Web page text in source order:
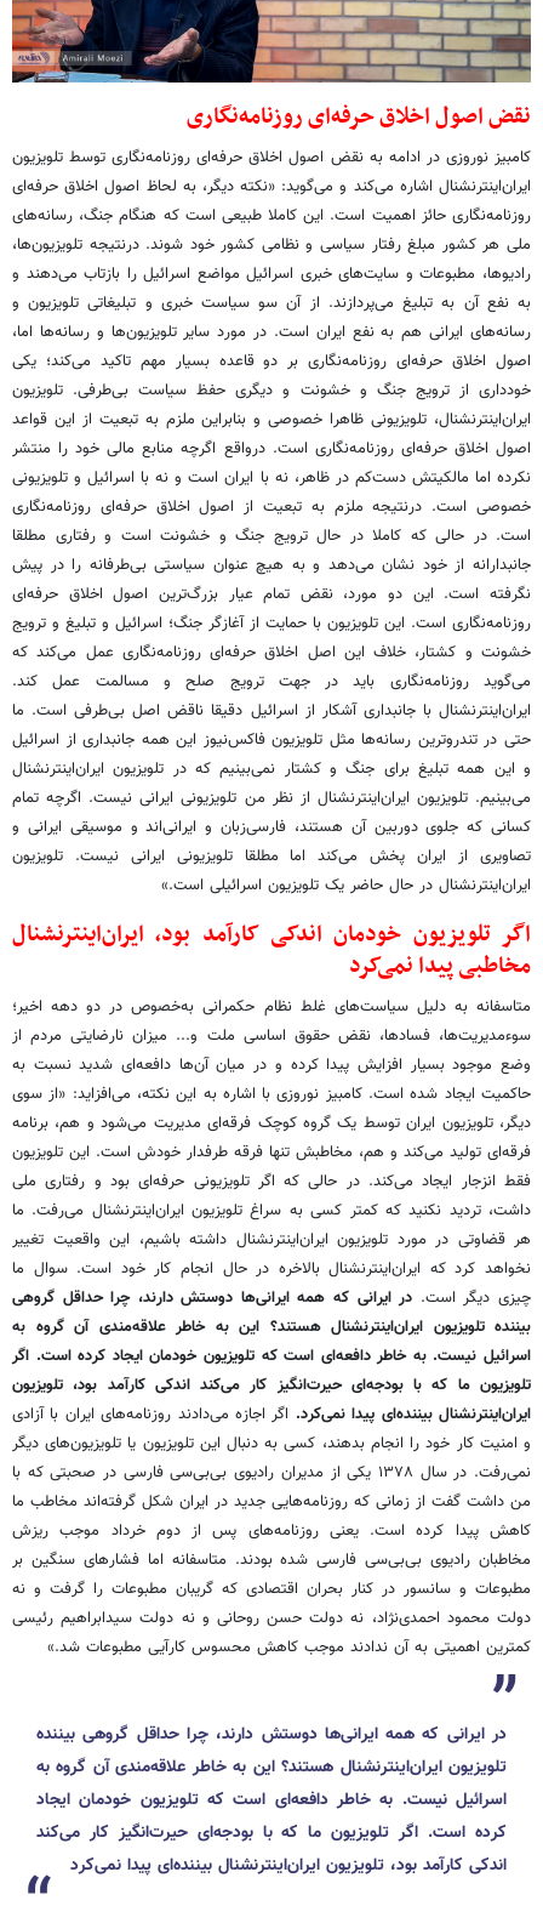
نقض اصول اخلاق حرفه‌ای روزنامه‌نگاری
کامبیز نوروزی در ادامه به نقض اصول اخلاق حرفه‌ای روزنامه‌نگاری توسط تلویزیون
ایران‌اینترنشنال اشاره می‌کند و می‌گوید: «نکته دیگر، به لحاظ اصول اخلاق حرفه‌ای
روزنامه‌نگاری حائز اهمیت است. این کاملا طبیعی است که هنگام جنگ، رسانه‌های
ملی هر کشور مبلغ رفتار سیاسی و نظامی کشور خود شوند. درنتیجه تلویزیون‌ها،
رادیوها، مطبوعات و سایت‌های خبری اسرائیل مواضع اسرائیل را بازتاب می‌دهند و
به نفع آن به تبلیغ می‌پردازند. از آن سو سیاست خبری و تبلیغاتی تلویزیون و
رسانه‌های ایرانی هم به نفع ایران است. در مورد سایر تلویزیون‌ها و رسانه‌ها اما،
اصول اخلاق حرفه‌ای روزنامه‌نگاری بر دو قاعده بسیار مهم تاکید می‌کند؛ یکی
خودداری از ترویج جنگ و خشونت و دیگری حفظ سیاست بی‌طرفی. تلویزیون
ایران‌اینترنشنال، تلویزیونی ظاهرا خصوصی و بنابراین ملزم به تبعیت از این قواعد
اصول اخلاق حرفه‌ای روزنامه‌نگاری است. درواقع اگرچه منابع مالی خود را منتشر
نکرده اما مالکیتش دست‌کم در ظاهر، نه با ایران است و نه با اسرائیل و تلویزیونی
خصوصی است. درنتیجه ملزم به تبعیت از اصول اخلاق حرفه‌ای روزنامه‌نگاری
است. در حالی که کاملا در حال ترویج جنگ و خشونت است و رفتاری مطلقا
جانبدارانه از خود نشان می‌دهد و به هیچ عنوان سیاستی بی‌طرفانه را در پیش
نگرفته است. این دو مورد، نقض تمام عیار بزرگ‌ترین اصول اخلاق حرفه‌ای
روزنامه‌نگاری است. این تلویزیون با حمایت از آغازگر جنگ؛ اسرائیل و تبلیغ و ترویج
خشونت و کشتار، خلاف این اصل اخلاق حرفه‌ای روزنامه‌نگاری عمل می‌کند که
می‌گوید روزنامه‌نگاری باید در جهت ترویج صلح و مسالمت عمل کند.
ایران‌اینترنشنال با جانبداری آشکار از اسرائیل دقیقا ناقض اصل بی‌طرفی است. ما
حتی در تندروترین رسانه‌ها مثل تلویزیون فاکس‌نیوز این همه جانبداری از اسرائیل
و این همه تبلیغ برای جنگ و کشتار نمی‌بینیم که در تلویزیون ایران‌اینترنشنال
می‌بینیم. تلویزیون ایران‌اینترنشنال از نظر من تلویزیونی ایرانی نیست. اگرچه تمام
کسانی که جلوی دوربین آن هستند، فارسی‌زبان و ایرانی‌اند و موسیقی ایرانی و
تصاویری از ایران پخش می‌کند اما مطلقا تلویزیونی ایرانی نیست. تلویزیون
ایران‌اینترنشنال در حال حاضر یک تلویزیون اسرائیلی است.»
اگر تلویزیون خودمان اندکی کارآمد بود، ایران‌اینترنشنال
مخاطبی پیدا نمی‌کرد
متاسفانه به دلیل سیاست‌های غلط نظام حکمرانی به‌خصوص در دو دهه اخیر؛
سوءمدیریت‌ها، فسادها، نقض حقوق اساسی ملت و... میزان نارضایتی مردم از
وضع موجود بسیار افزایش پیدا کرده و در میان آن‌ها دافعه‌ای شدید نسبت به
حاکمیت ایجاد شده است. کامبیز نوروزی با اشاره به این نکته، می‌افزاید: «از سوی
دیگر، تلویزیون ایران توسط یک گروه کوچک فرقه‌ای مدیریت می‌شود و هم، برنامه
فرقه‌ای تولید می‌کند و هم، مخاطبش تنها فرقه طرفدار خودش است. این تلویزیون
فقط انزجار ایجاد می‌کند. در حالی که اگر تلویزیونی حرفه‌ای بود و رفتاری ملی
داشت، تردید نکنید که کمتر کسی به سراغ تلویزیون ایران‌اینترنشنال می‌رفت. ما
هر قضاوتی در مورد تلویزیون ایران‌اینترنشنال داشته باشیم، این واقعیت تغییر
نخواهد کرد که ایران‌اینترنشنال بالاخره در حال انجام کار خود است. سوال ما
چیزی دیگر است. در ایرانی که همه ایرانی‌ها دوستش دارند، چرا حداقل گروهی
بیننده تلویزیون ایران‌اینترنشنال هستند؟ این به خاطر علاقه‌مندی آن گروه به
اسرائیل نیست. به خاطر دافعه‌ای است که تلویزیون خودمان ایجاد کرده است. اگر
تلویزیون ما که با بودجه‌ای حیرت‌انگیز کار می‌کند اندکی کارآمد بود، تلویزیون
ایران‌اینترنشنال بیننده‌ای پیدا نمی‌کرد. اگر اجازه می‌دادند روزنامه‌های ایران با آزادی
و امنیت کار خود را انجام بدهند، کسی به دنبال این تلویزیون یا تلویزیون‌های دیگر
نمی‌رفت. در سال ۱۳۷۸ یکی از مدیران رادیوی بی‌بی‌سی فارسی در صحبتی که با
من داشت گفت از زمانی که روزنامه‌هایی جدید در ایران شکل گرفته‌اند مخاطب ما
کاهش پیدا کرده است. یعنی روزنامه‌های پس از دوم خرداد موجب ریزش
مخاطبان رادیوی بی‌بی‌سی فارسی شده بودند. متاسفانه اما فشارهای سنگین بر
مطبوعات و سانسور در کنار بحران اقتصادی که گریبان مطبوعات را گرفت و نه
دولت محمود احمدی‌نژاد، نه دولت حسن روحانی و نه دولت سیدابراهیم رئیسی
کمترین اهمیتی به آن ندادند موجب کاهش محسوس کارآیی مطبوعات شد.»
در ایرانی که همه ایرانی‌ها دوستش دارند، چرا حداقل گروهی بیننده
تلویزیون ایران‌اینترنشنال هستند؟ این به خاطر علاقه‌مندی آن گروه به
اسرائیل نیست. به خاطر دافعه‌ای است که تلویزیون خودمان ایجاد
کرده است. اگر تلویزیون ما که با بودجه‌ای حیرت‌انگیز کار می‌کند
اندکی کارآمد بود، تلویزیون ایران‌اینترنشنال بیننده‌ای پیدا نمی‌کرد